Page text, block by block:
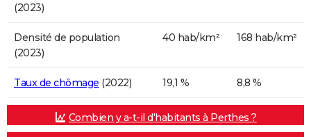
(2023)
Densité de population
(2023)
40 hab/km² 168 hab/km²
Taux de chômage (2022) 19,1 % 8,8 %
Combien y a-t-il d'habitants à Perthes ?